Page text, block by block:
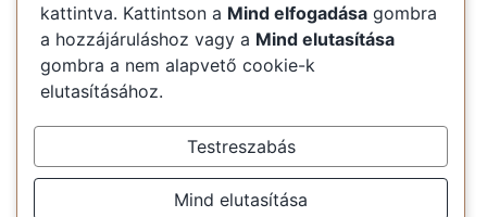
kattintva. Kattintson a Mind elfogadása gombra
a hozzájáruláshoz vagy a Mind elutasítása
gombra a nem alapvető cookie-k
elutasításához.
Testreszabás
Mind elutasítása